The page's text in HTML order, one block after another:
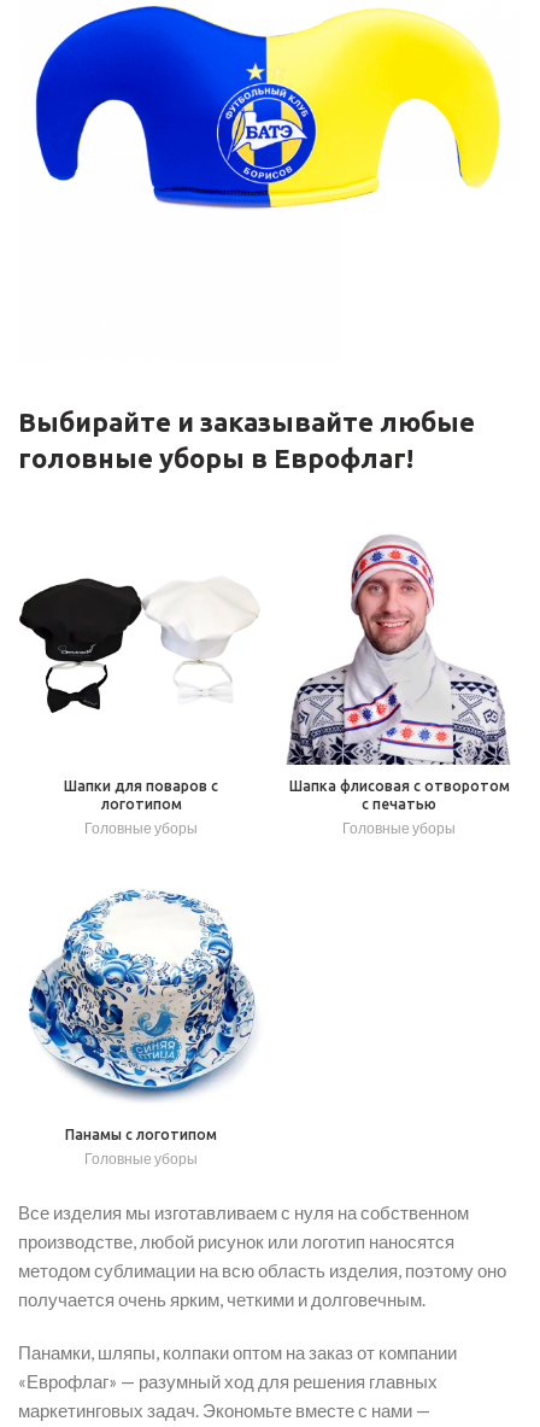
Выбирайте и заказывайте любые
головные уборы в Еврофлаг!
Шапки для поваров с
логотипом
Головные уборы
Шапка флисовая с отворотом
с печатью
Головные уборы
Панамы с логотипом
Головные уборы
Все изделия мы изготавливаем с нуля на собственном
производстве, любой рисунок или логотип наносятся
методом сублимации на всю область изделия, поэтому оно
получается очень ярким, четкими и долговечным.
Панамки, шляпы, колпаки оптом на заказ от компании
«Еврофлаг» — разумный ход для решения главных
маркетинговых задач. Экономьте вместе с нами —